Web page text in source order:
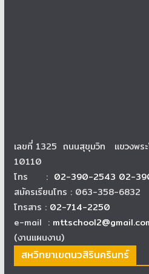
เลขที่ 1325 ถนนสุขุมวิท แขวงพระ
10110
โทร : 02-390-2543 02-
สมัครเรียนโทร : 063-358-6832
โทรสาร : 02-714-2250
e-mail :
(งานแผนงาน)
สหวิทยาเขตนวสิรินครินทร์